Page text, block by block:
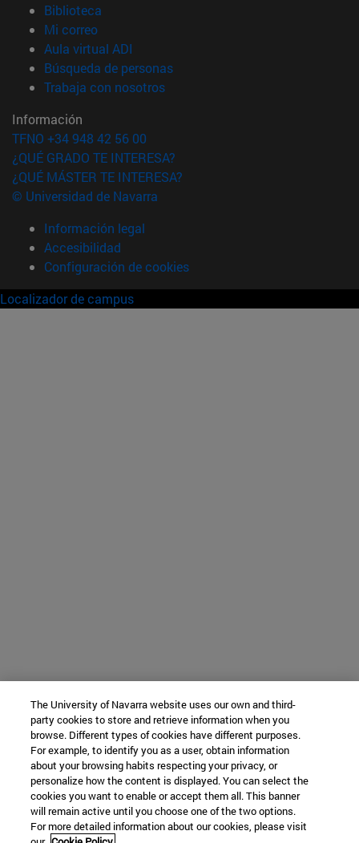
Biblioteca
Mi correo(abre en nueva ventana)
Aula virtual ADI
Búsqueda de personas(abre en nueva ventana)
Trabaja con nosotros(abre en nueva ventana)
Información
TFNO +34 948 42 56 00
¿QUÉ GRADO TE INTERESA?
¿QUÉ MÁSTER TE INTERESA?
© Universidad de Navarra
Información legal
Accesibilidad
Configuración de cookies
Localizador de campus
The University of Navarra website uses our own and third-
party cookies to store and retrieve information when you
browse. Different types of cookies have different purposes.
For example, to identify you as a user, obtain information
about your browsing habits respecting your privacy, or
personalize how the content is displayed. You can select the
cookies you want to enable or accept them all. This banner
will remain active until you choose one of the two options.
For more detailed information about our cookies, please visit